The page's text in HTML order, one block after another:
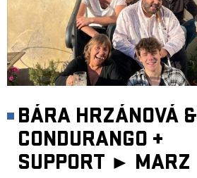
BÁRA HRZÁNOVÁ &
CONDURANGO +
SUPPORT ► MARZ